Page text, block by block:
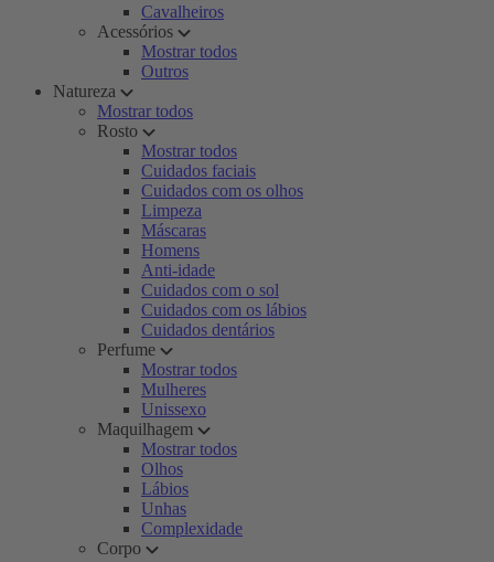
Cavalheiros
Acessórios
Mostrar todos
Outros
Natureza
Mostrar todos
Rosto
Mostrar todos
Cuidados faciais
Cuidados com os olhos
Limpeza
Máscaras
Homens
Anti-idade
Cuidados com o sol
Cuidados com os lábios
Cuidados dentários
Perfume
Mostrar todos
Mulheres
Unissexo
Maquilhagem
Mostrar todos
Olhos
Lábios
Unhas
Complexidade
Corpo